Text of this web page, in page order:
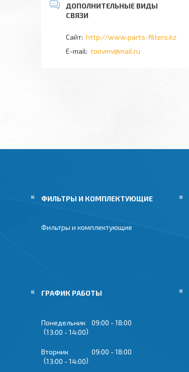
http://www.parts-filters.kz
toovmv@mail.ru
ФИЛЬТРЫ И КОМПЛЕКТУЮЩИЕ
Фильтры и комплектующие
ГРАФИК РАБОТЫ
Понедельник 09:00
18:00
13:00
14:00
Вторник 09:00
18:00
13:00
14:00